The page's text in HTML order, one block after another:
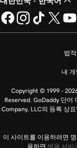
법
내 개
Copyright © 1999 -
Reserved. GoDaddy 단어
Company, LLC의 등록 상
이 사이트를 이용하려면
용하면 범용 서비